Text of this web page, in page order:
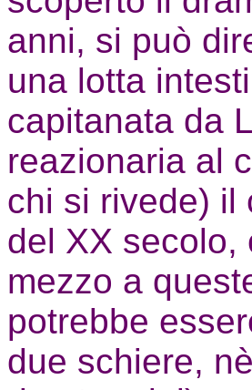
anni, si può
una lotta
capitanata da
reazionaria al
chi si rivede) il
del XX secolo,
mezzo a
potrebbe
due schiere,